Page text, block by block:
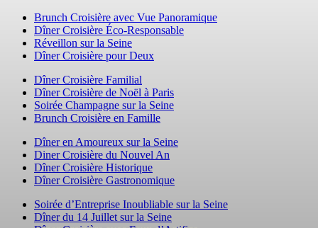
Brunch Croisière avec Vue Panoramique
Dîner Croisière Éco-Responsable
Réveillon sur la Seine
Dîner Croisière pour Deux
Dîner Croisière Familial
Dîner Croisière de Noël à Paris
Soirée Champagne sur la Seine
Brunch Croisière en Famille
Dîner en Amoureux sur la Seine
Diner Croisière du Nouvel An
Dîner Croisière Historique
Dîner Croisière Gastronomique
Soirée d’Entreprise Inoubliable sur la Seine
Dîner du 14 Juillet sur la Seine